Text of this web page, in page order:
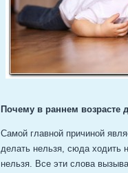
Почему в раннем возрасте
Самой главной причиной
делать нельзя, сюда ходить
нельзя. Все эти слова